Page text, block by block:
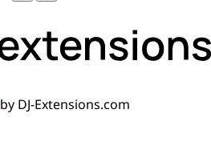
by DJ-Extensions.com